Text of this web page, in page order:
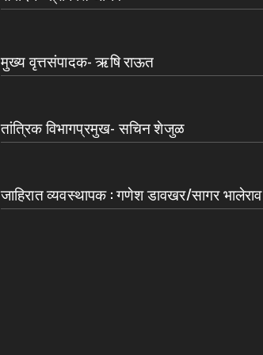
मुख्य वृत्तसंपादक- ऋषि राऊत
तांत्रिक विभागप्रमुख- सचिन शेजुळ
जाहिरात व्यवस्थापक : गणेश डावखर/सागर भालेराव